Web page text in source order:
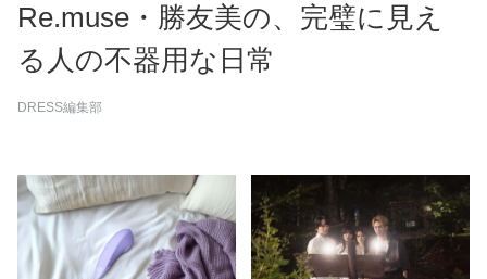
Re.muse・勝友美の、完璧に見え
る人の不器用な日常
DRESS編集部